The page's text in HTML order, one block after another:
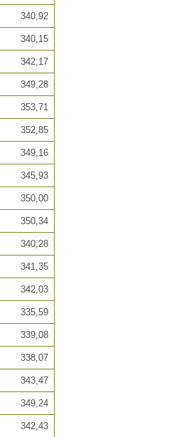
340,92
340,15
342,17
349,28
353,71
352,85
349,16
345,93
350,00
350,34
340,28
341,35
342,03
335,59
339,08
338,07
343,47
349,24
342,43